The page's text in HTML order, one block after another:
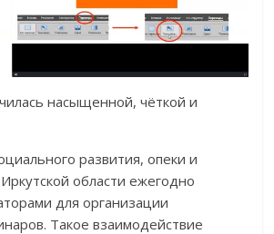
насыщенной, чёткой и
развития, опеки и
области ежегодно
для организации
Такое взаимодействие